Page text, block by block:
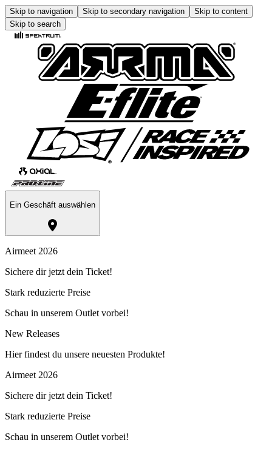
Skip to navigation Skip to secondary navigation
Skip to content
Skip to search
Ein Geschäft auswählen
Airmeet 2026
Sichere dir jetzt dein Ticket!
Stark reduzierte Preise
Schau in unserem Outlet vorbei!
New Releases
Hier findest du unsere neuesten Produkte!
Airmeet 2026
Sichere dir jetzt dein Ticket!
Stark reduzierte Preise
Schau in unserem Outlet vorbei!